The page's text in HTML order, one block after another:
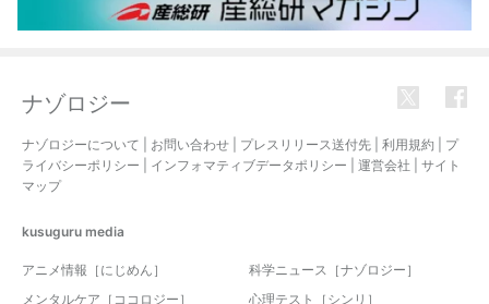
ナゾロジー
ナゾロジーについて お問い合わせ プレスリリース送付先 利用規約
プ
ライバシーポリシー
インフォマティブデータポリシー 運営会社
サイト
マップ
kusuguru media
アニメ情報［にじめん］
科学ニュース［ナゾロジー］
メンタルケア［ココロジー］
心理テスト［シンリ］